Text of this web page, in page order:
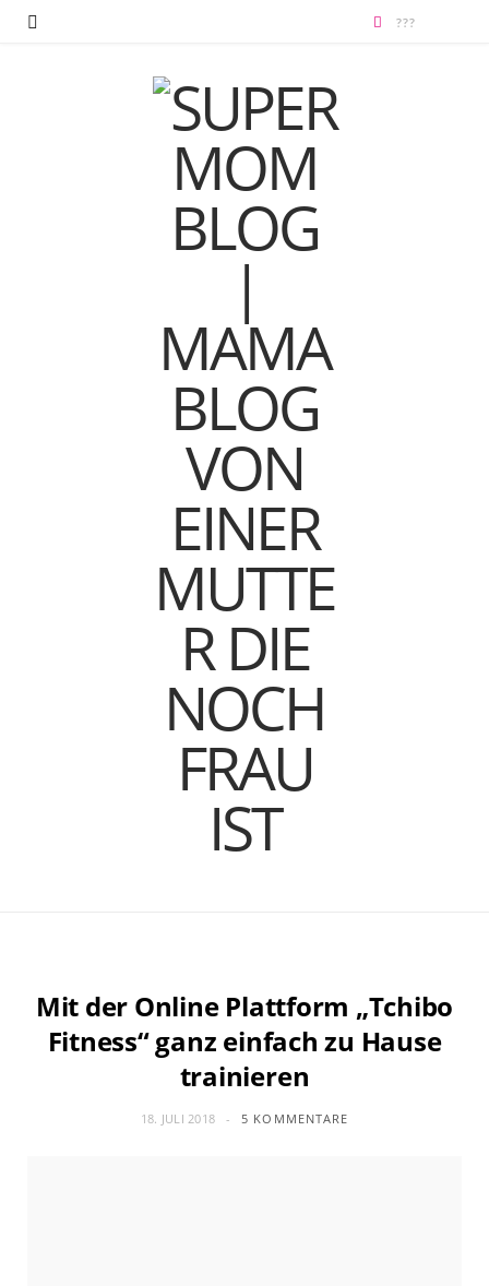
Mit der Online Plattform „Tchibo
Fitness“ ganz einfach zu Hause
trainieren
18. JULI 2018 5 KOMMENTARE